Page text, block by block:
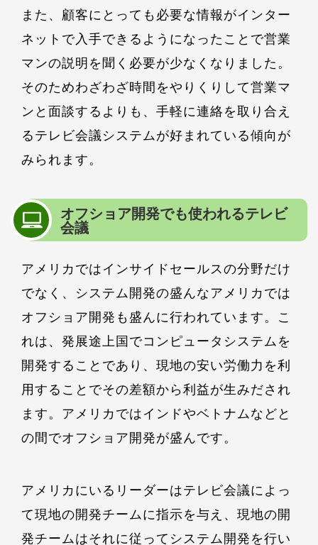
また、顧客にとっても必要な情報がインター
ネットで入手できるようになったことで営業
マンの説明を聞く必要が少なくなりました。
そのためわざわざ時間をやりくりして営業マ
ンと面談するよりも、手軽に連絡を取り合え
るテレビ会議システムが好まれている傾向が
みられます。
オフショア開発でも使われるテレビ
会議
アメリカではインサイドセールスの分野だけ
でなく、システム開発の盛んなアメリカでは
オフショア開発も盛んに行われています。こ
れは、発展途上国でコンピュータシステムを
開発することであり、現地の安い労働力を利
用することでその差額から利益が生みだされ
ます。アメリカではインドやベトナムなどと
の間でオフショア開発が盛んです。
アメリカにいるリーダーはテレビ会議によっ
て現地の開発チームに指示を与え、現地の開
発チームはそれに従ってシステム開発を行い